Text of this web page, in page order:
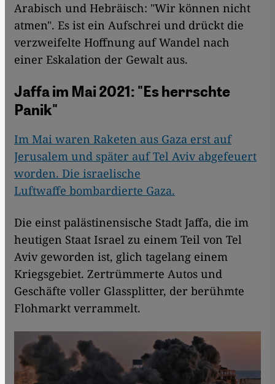
Arabisch und Hebräisch: "Wir können nicht
atmen". Es ist ein Aufschrei und drückt die
verzweifelte Hoffnung auf Wandel nach
einer Eskalation der Gewalt aus.
Jaffa im Mai 2021: "Es herrschte
Panik"
Im Mai waren Raketen aus Gaza erst auf
Jerusalem und später auf Tel Aviv abgefeuert
worden. Die israelische
Luftwaffe bombardierte Gaza.
Die einst palästinensische Stadt Jaffa, die im
heutigen Staat Israel zu einem Teil von Tel
Aviv geworden ist, glich tagelang einem
Kriegsgebiet. Zertrümmerte Autos und
Geschäfte voller Glassplitter, der berühmte
Flohmarkt verrammelt.